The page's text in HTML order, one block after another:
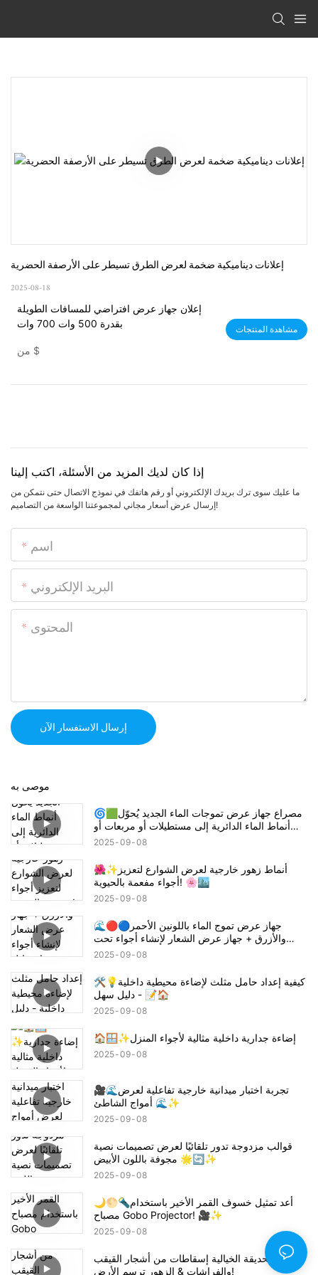
إعلانات ديناميكية ضخمة لعرض الطرق تسيطر على الأرصفة الحضرية
2025-08-18
إعلان جهاز عرض افتراضي للمسافات الطويلة
بقدرة 500 وات 700 وات
$
مشاهدة المنتجات
إذا كان لديك المزيد من الأسئلة، اكتب إلينا
ما عليك سوى ترك بريدك الإلكتروني أو رقم هاتفك في نموذج الاتصال حتى نتمكن من
إرسال عرض أسعار مجاني لمجموعتنا الواسعة من التصاميم!
اسم
البريد الإلكتروني
المحتوى
إرسال الاستفسار الآن
موصى به
🌀🟩مصراع جهاز عرض تموجات الماء الجديد يُحوّل
أنماط الماء الدائرية إلى مستطيلات أو مربعات أو
أنصاف دوائر! 🔦🌊
2025 09 08
🌺✨أنماط زهور خارجية لعرض الشوارع لتعزيز
أجواء مفعمة بالحيوية! 🌸🏙️
2025 09 08
🌊🔴🔵جهاز عرض تموج الماء باللونين الأحمر
والأزرق + جهاز عرض الشعار لإنشاء أجواء تحت
عنوان قاتل الشياطين تانجيرو! شكرا جزيلا
2025 09 08
🛠️💡كيفية إعداد حامل مثلث لإضاءة محيطية داخلية
- دليل سهل 📝🏠
2025 09 08
🏠🪟✨إضاءة جدارية داخلية مثالية لأجواء المنزل
2025 09 08
🎥🌊تجربة اختبار ميدانية خارجية تفاعلية لعرض
أمواج الشاطئ 🌊✨
2025 09 08
قوالب مزدوجة تدور تلقائيًا لعرض تصميمات نصية
مجوفة باللون الأبيض 🌟🔄✨
2025 09 08
🌙🌕🔦أعد تمثيل خسوف القمر الأخير باستخدام
مصباح Gobo Projector! 🎥✨
2025 09 08
أجواء الحديقة الخيالية إسقاطات من أشجار القيقب
والفراشات & الزهور ترسم الأرض!